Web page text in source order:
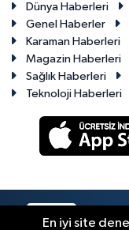
Dünya Haberleri
Genel Haberler
Karaman Haberleri
Magazin Haberleri
Sağlık Haberleri
Teknoloji Haberleri
En iyi site